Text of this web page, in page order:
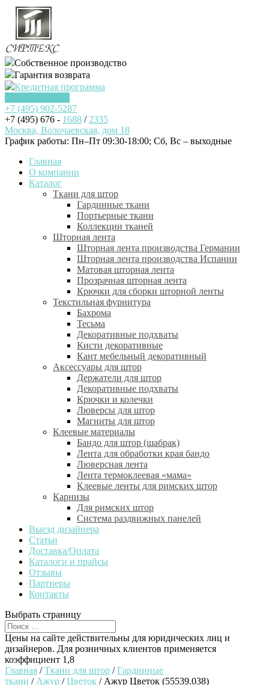
Собственное производство
Гарантия возврата
Кредитная программа
+7 (495) 902-5287
+7 (495) 676 - 1688 / 2335
Москва, Волочаевская, дом 18
График работы: Пн–Пт 09:30-18:00; Cб, Вс – выходные
Главная
О компании
Каталог
Ткани для штор
Гардинные ткани
Портьерные ткани
Коллекции тканей
Шторная лента
Шторная лента производства Германии
Шторная лента производства Испании
Матовая шторная лента
Прозрачная шторная лента
Крючки для сборки шторной ленты
Текстильная фурнитура
Бахрома
Тесьма
Декоративные подхваты
Кисти декоративные
Кант мебельный декоративный
Аксессуары для штор
Держатели для штор
Декоративные подхваты
Крючки и колечки
Люверсы для штор
Магниты для штор
Клеевые материалы
Бандо для штор (шабрак)
Лента для обработки края бандо
Люверсная лента
Лента термоклеевая «мама»
Клеевые ленты для римских штор
Карнизы
Для римских штор
Система раздвижных панелей
Выезд дизайнера
Статьи
Доставка/Оплата
Каталоги и прайсы
Отзывы
Партнеры
Контакты
Выбрать страницу
Цены на сайте действительны для юридических лиц и
дизайнеров. Для розничных клиентов применяется
коэффициент 1,8
Главная /Ткани для штор /Гардинные
ткани / Ажур /Цветок / Ажур Цветок (55539.038)